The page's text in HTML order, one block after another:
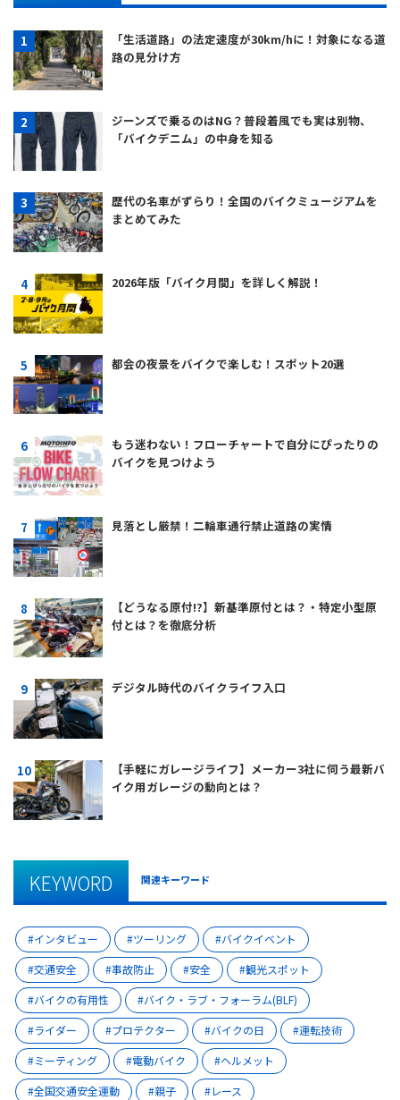
「生活道路」の法定速度が30km/hに！対象になる道
路の見分け方
ジーンズで乗るのはNG？普段着風でも実は別物、
「バイクデニム」の中身を知る
歴代の名車がずらり！全国のバイクミュージアムを
まとめてみた
2026年版「バイク月間」を詳しく解説！
都会の夜景をバイクで楽しむ！スポット20選
もう迷わない！フローチャートで自分にぴったりの
バイクを見つけよう
見落とし厳禁！二輪車通行禁止道路の実情
【どうなる原付!?】新基準原付とは？・特定小型原
付とは？を徹底分析
デジタル時代のバイクライフ入口
【手軽にガレージライフ】メーカー3社に伺う最新バ
イク用ガレージの動向とは？
KEYWORD 関連キーワード
インタビュー ツーリング
バイクイベント
交通安全
事故防止 安全
観光スポット
バイクの有用性
バイク・ラブ・フォーラム(BLF)
ライダー
プロテクター バイクの日
運転技術
ミーティング
電動バイク
ヘルメット
全国交通安全運動
親子
レース